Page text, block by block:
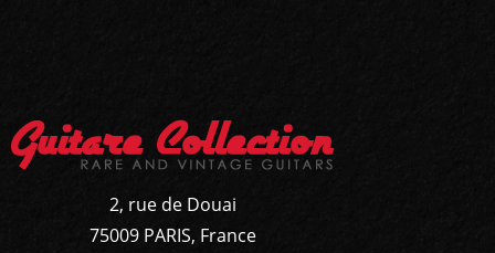
2, rue de Douai
75009 PARIS, France